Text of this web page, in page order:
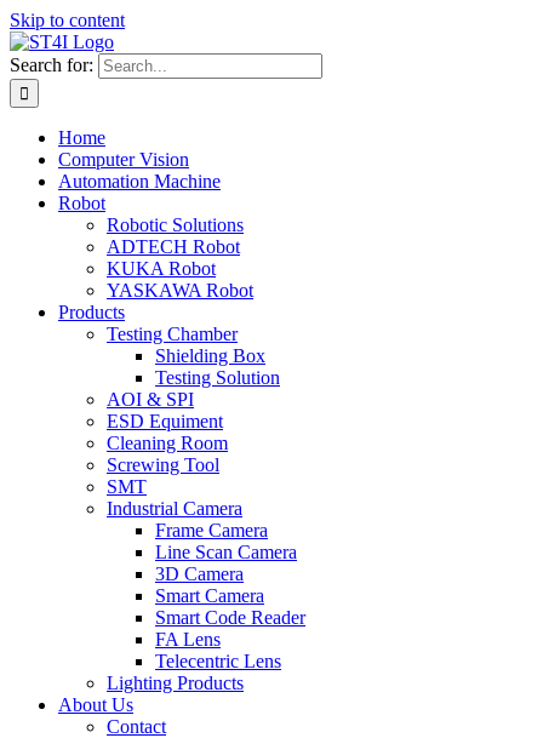
Skip to content
Search for:
Home
Computer Vision
Automation Machine
Robot
Robotic Solutions
ADTECH Robot
KUKA Robot
YASKAWA Robot
Products
Testing Chamber
Shielding Box
Testing Solution
AOI & SPI
ESD Equiment
Cleaning Room
Screwing Tool
SMT
Industrial Camera
Frame Camera
Line Scan Camera
3D Camera
Smart Camera
Smart Code Reader
FA Lens
Telecentric Lens
Lighting Products
About Us
Contact